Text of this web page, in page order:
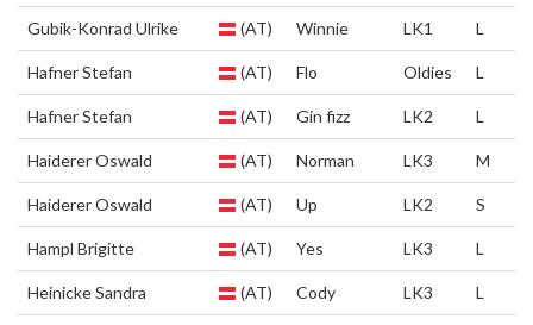
Gubik-Konrad Ulrike (AT) Winnie LK1 L
Hafner Stefan (AT) Flo Oldies L
Hafner Stefan (AT) Gin fizz LK2 L
Haiderer Oswald (AT) Norman LK3 M
Haiderer Oswald (AT) Up LK2 S
Hampl Brigitte (AT) Yes LK3 L
Heinicke Sandra (AT) Cody LK3 L